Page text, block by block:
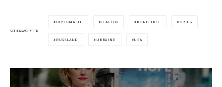
SCHLAGWÖRTER
DIPLOMATIE ITALIEN KONFLIKTE KRIEG
RUSSLAND UKRAINE USA